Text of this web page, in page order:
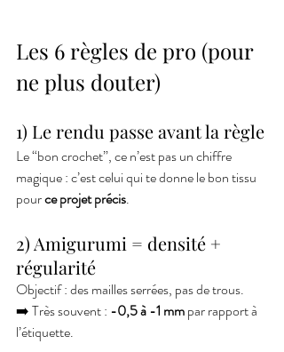
Les 6 règles de pro (pour
ne plus douter)
1) Le rendu passe avant la règle
Le “bon crochet”, ce n’est pas un chiffre
magique : c’est celui qui te donne le bon tissu
pour ce projet précis.
2) Amigurumi = densité +
régularité
Objectif : des mailles serrées, pas de trous.
➡️ Très souvent : -0,5 à -1 mm par rapport à
l’étiquette.